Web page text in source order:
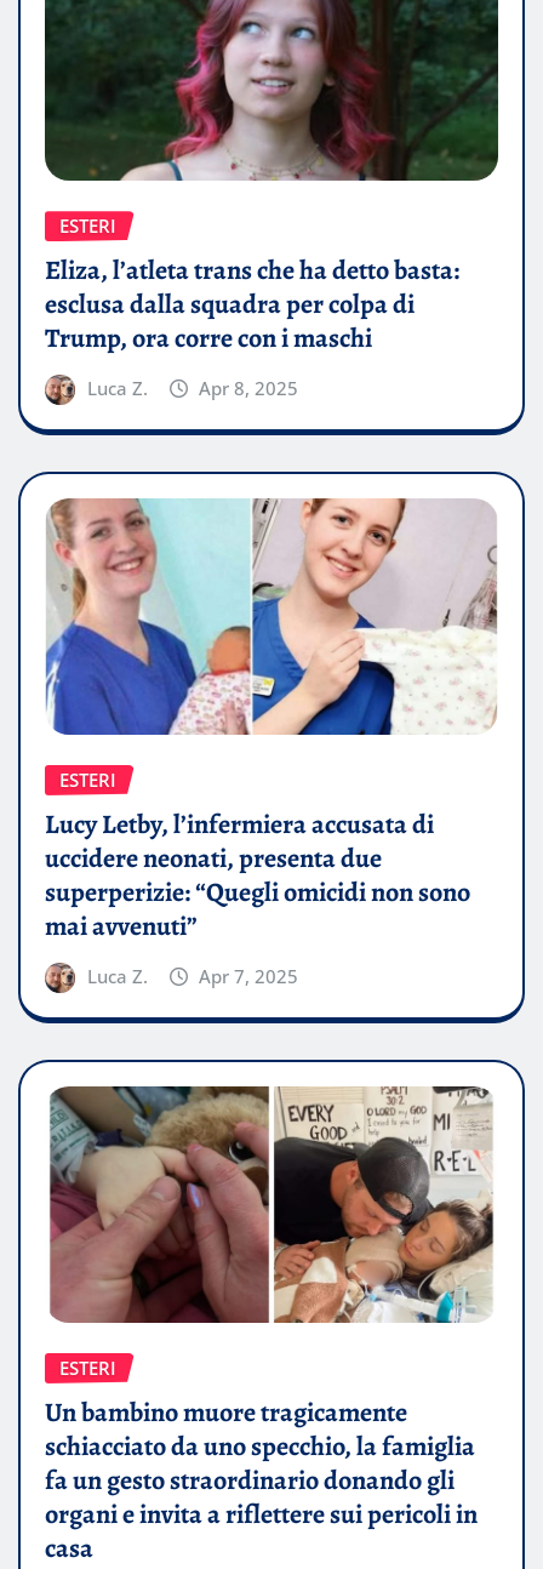
ESTERI
Eliza, l’atleta trans che ha detto basta:
esclusa dalla squadra per colpa di
Trump, ora corre con i maschi
Luca Z. Apr 8, 2025
ESTERI
Lucy Letby, l’infermiera accusata di
uccidere neonati, presenta due
superperizie: “Quegli omicidi non sono
mai avvenuti”
Luca Z. Apr 7, 2025
ESTERI
Un bambino muore tragicamente
schiacciato da uno specchio, la famiglia
fa un gesto straordinario donando gli
organi e invita a riflettere sui pericoli in
casa